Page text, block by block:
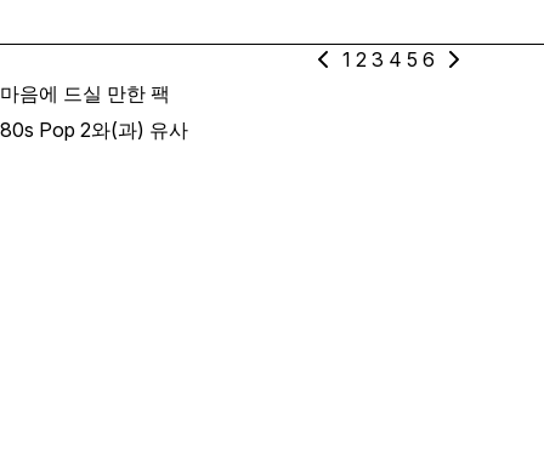
1 2 3 4 5 6
마음에 드실 만한 팩
80s Pop 2와(과) 유사